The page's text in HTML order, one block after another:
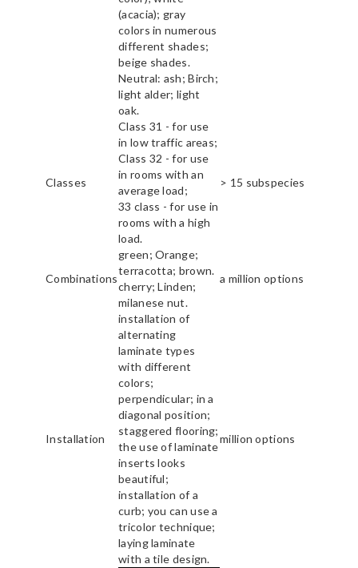
(acacia); gray
colors in numerous
different shades;
beige shades.
Neutral: ash; Birch;
light alder; light
oak.
Classes
Class 31 - for use
in low traffic areas;
Class 32 - for use
in rooms with an
average load;
33 class - for use in
rooms with a high
load.
> 15 subspecies
Combinations
green; Orange;
terracotta; brown.
cherry; Linden;
milanese nut.
a million options
Installation
installation of
alternating
laminate types
with different
colors;
perpendicular; in a
diagonal position;
staggered flooring;
the use of laminate
inserts looks
beautiful;
installation of a
curb; you can use a
tricolor technique;
laying laminate
with a tile design.
million options